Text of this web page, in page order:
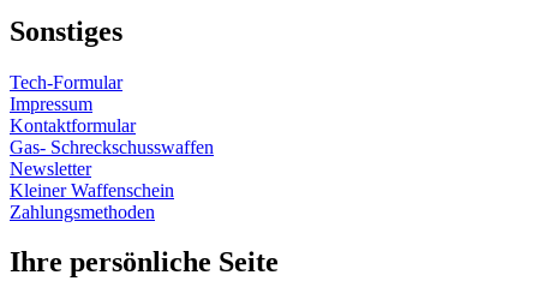
Sonstiges
Tech-Formular
Impressum
Kontaktformular
Gas- Schreckschusswaffen
Newsletter
Kleiner Waffenschein
Zahlungsmethoden
Ihre persönliche Seite